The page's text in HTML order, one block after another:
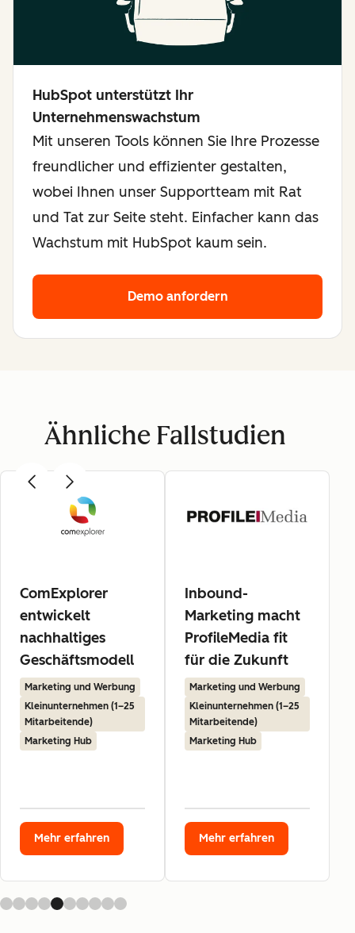
HubSpot unterstützt Ihr
Unternehmenswachstum
Mit unseren Tools können Sie Ihre Prozesse
freundlicher und effizienter gestalten,
wobei Ihnen unser Supportteam mit Rat
und Tat zur Seite steht. Einfacher kann das
Wachstum mit HubSpot kaum sein.
Demo anfordern
Ähnliche Fallstudien
ComExplorer
entwickelt
nachhaltiges
Geschäftsmodell
Marketing und Werbung
Kleinunternehmen (1–25
Mitarbeitende)
Marketing Hub
Mehr erfahren
Inbound-
Marketing macht
ProfileMedia fit
für die Zukunft
Marketing und Werbung
Kleinunternehmen (1–25
Mitarbeitende)
Marketing Hub
Mehr erfahren